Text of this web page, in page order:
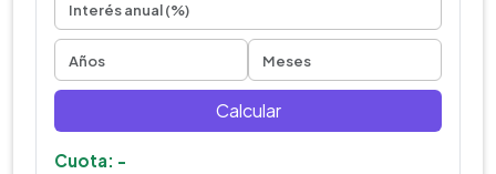
Calcular
Cuota: -